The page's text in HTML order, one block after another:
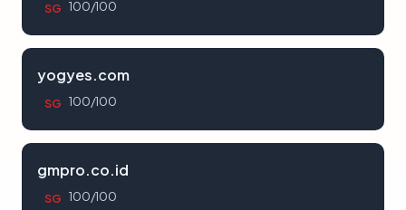
SG 100/100
yogyes.com
SG 100/100
gmpro.co.id
SG 100/100